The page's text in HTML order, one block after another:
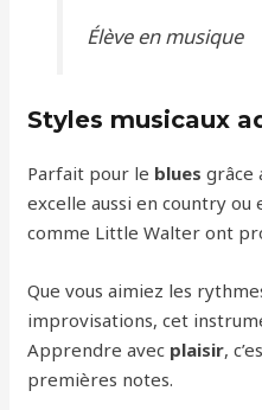
Élève en musique
Styles musicaux
Parfait pour le blues grâce
excelle aussi en country ou
comme Little Walter ont
Que vous aimiez les
improvisations, cet
Apprendre avec plaisir,
premières notes.